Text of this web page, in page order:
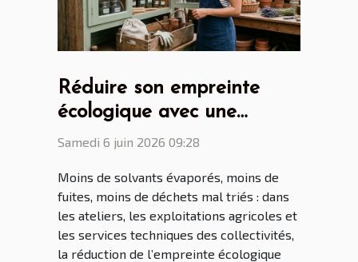
Réduire son empreinte
écologique avec une
armoire phytosanitaire
Samedi 6 juin 2026 09:28
Moins de solvants évaporés, moins de
fuites, moins de déchets mal triés : dans
les ateliers, les exploitations agricoles et
les services techniques des collectivités,
la réduction de l’empreinte écologique